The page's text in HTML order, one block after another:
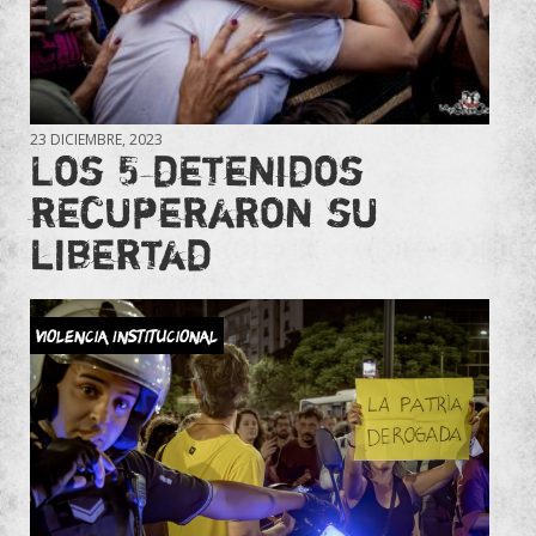
23 DICIEMBRE, 2023
Los 5 detenidos
recuperaron su
libertad
Violencia Institucional